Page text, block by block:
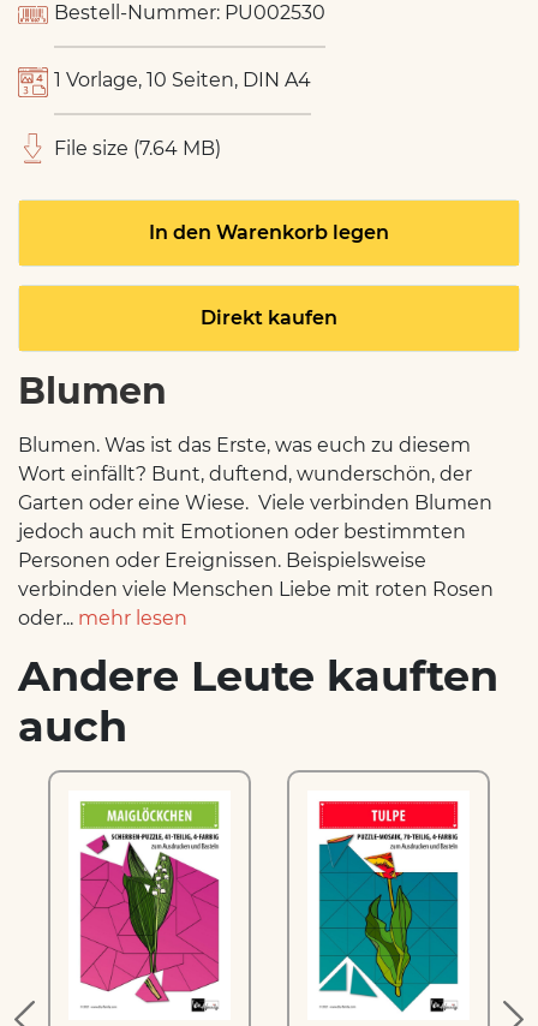
Bestell-Nummer: PU002530
1 Vorlage, 10 Seiten, DIN A4
File size (7.64 MB)
In den Warenkorb legen
Direkt kaufen
Blumen
Blumen. Was ist das Erste, was euch zu diesem
Wort einfällt? Bunt, duftend, wunderschön, der
Garten oder eine Wiese. Viele verbinden Blumen
jedoch auch mit Emotionen oder bestimmten
Personen oder Ereignissen. Beispielsweise
verbinden viele Menschen Liebe mit roten Rosen
oder... mehr lesen
Andere Leute kauften
auch